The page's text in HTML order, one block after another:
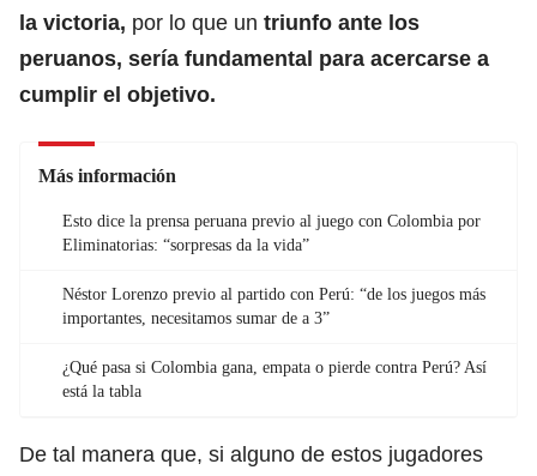
la victoria, por lo que un triunfo ante los
peruanos, sería fundamental para acercarse a
cumplir el objetivo.
Más información
Esto dice la prensa peruana previo al juego con Colombia por
Eliminatorias: “sorpresas da la vida”
Néstor Lorenzo previo al partido con Perú: “de los juegos más
importantes, necesitamos sumar de a 3”
¿Qué pasa si Colombia gana, empata o pierde contra Perú? Así
está la tabla
De tal manera que, si alguno de estos jugadores